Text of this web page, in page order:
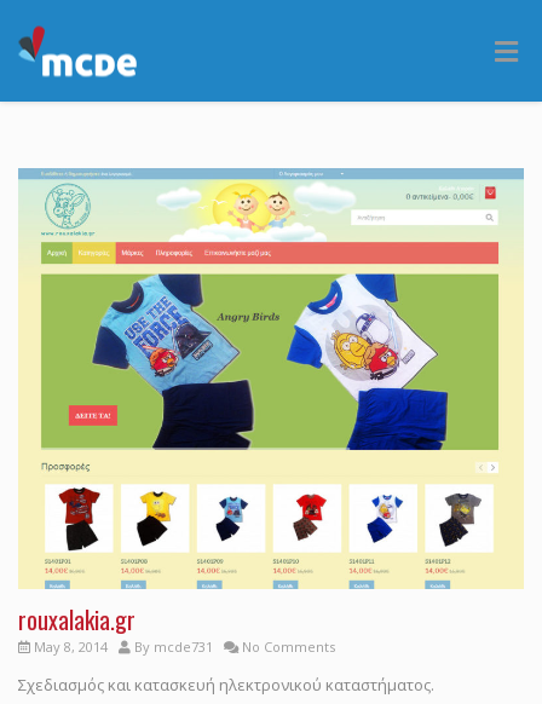
rouxalakia.gr
May 8, 2014 By mcde731 No Comments
Σχεδιασμός και κατασκευή ηλεκτρονικού καταστήματος.